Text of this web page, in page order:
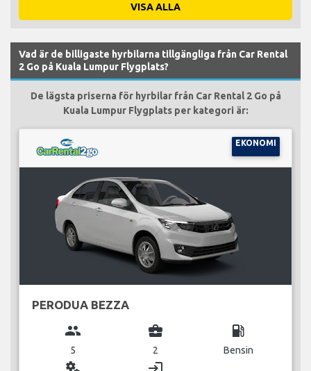
VISA ALLA
Vad är de billigaste hyrbilarna tillgängliga från Car Rental
2 Go på Kuala Lumpur Flygplats?
De lägsta priserna för hyrbilar från Car Rental 2 Go på
Kuala Lumpur Flygplats per kategori är:
EKONOMI
PERODUA BEZZA
group
5
business_center
2
local_gas_station
Bensin